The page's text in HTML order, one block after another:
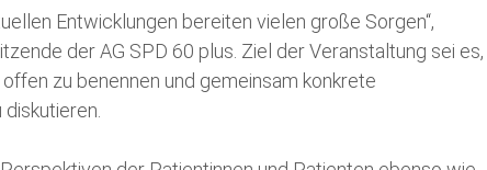
Entwicklungen bereiten vielen große Sorgen“,
der AG SPD 60 plus. Ziel der Veranstaltung sei es,
zu benennen und gemeinsam konkrete